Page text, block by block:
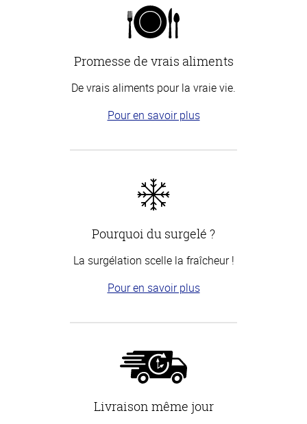
Promesse de vrais aliments
De vrais aliments pour la vraie vie.
Pour en savoir plus
Pourquoi du surgelé ?
La surgélation scelle la fraîcheur !
Pour en savoir plus
Livraison même jour